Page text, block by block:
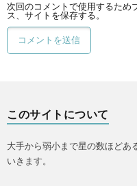
次回のコメントで使用するため
ス、サイトを保存する。
このサイトについて
大手から弱小まで星の数ほどあ
いきます。